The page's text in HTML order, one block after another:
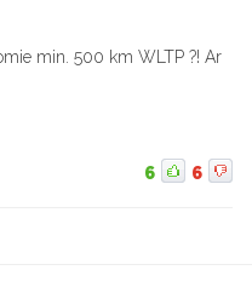
min. 500 km WLTP ?! Ar
6 6